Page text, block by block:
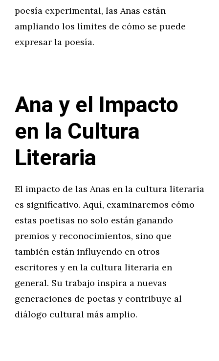
poesía experimental, las Anas están
ampliando los límites de cómo se puede
expresar la poesía.
Ana y el Impacto
en la Cultura
Literaria
El impacto de las Anas en la cultura literaria
es significativo. Aquí, examinaremos cómo
estas poetisas no solo están ganando
premios y reconocimientos, sino que
también están influyendo en otros
escritores y en la cultura literaria en
general. Su trabajo inspira a nuevas
generaciones de poetas y contribuye al
diálogo cultural más amplio.